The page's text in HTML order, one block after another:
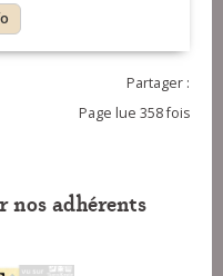
Partager :
Page lue 358 fois
nos adhérents